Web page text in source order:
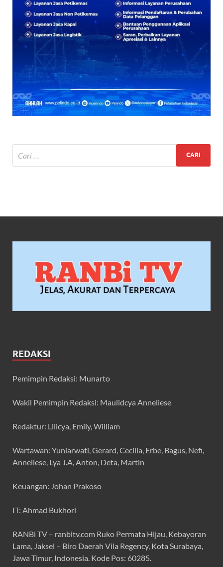
REDAKSI
Pemimpin Redaksi: Munarto
Wakil Pemimpin Redaksi: Maulidcya Anneliese
Redaktur: Lilicya, Emily, William
Wartawan: Yuniarwati, Gerard, Cecilia, Erbe, Bagus, Nefi,
Anneliese, Lya J.A, Anton, Deta, Martin
Keuangan: Johan Prakoso
IT: Ahmad Bukhori
RANBi TV – ranbitv.com Ruko Permata Hijau, Kebayoran
Lama, Jaksel – Biro Daerah Vila Regency, Kota Surabaya,
Jawa Timur, Indonesia. Kode Pos: 60285.